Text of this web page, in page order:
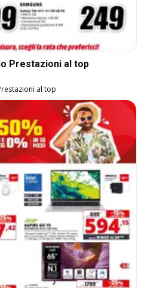
Prestazioni al top
al top